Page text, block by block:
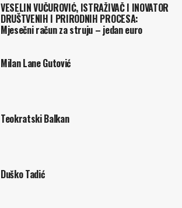
VESELIN VUČUROVIĆ, ISTRAŽIVAČ I INOVATOR
DRUŠTVENIH I PRIRODNIH PROCESA:
Mjesečni račun za struju – jedan euro
Milan Lane Gutović
Teokratski Balkan
Duško Tadić